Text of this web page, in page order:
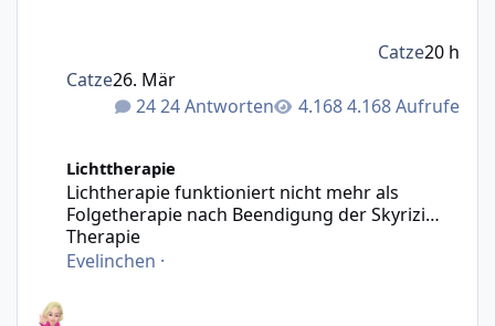
24 Antworten 4.168 Aufrufe
Catze26. Mär
Catze20 h
Lichttherapie
Lichtherapie funktioniert nicht mehr als
Folgetherapie nach Beendigung der Skyrizi
Therapie
Evelinchen ·